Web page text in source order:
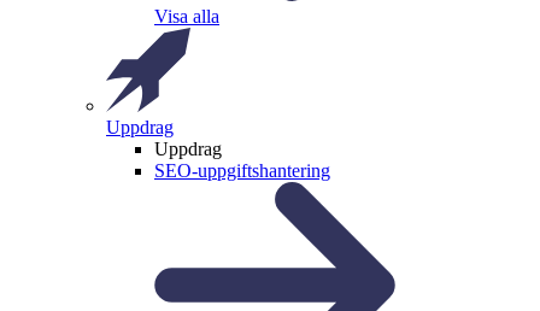
Visa alla
Uppdrag
Uppdrag
SEO-uppgiftshantering